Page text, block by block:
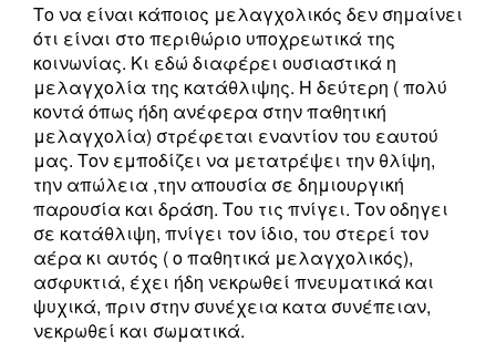
Το να είναι κάποιος μελαγχολικός δεν σημαίνει
ότι είναι στο περιθώριο υποχρεωτικά της
κοινωνίας. Κι εδώ διαφέρει ουσιαστικά η
μελαγχολία της κατάθλιψης. Η δεύτερη ( πολύ
κοντά όπως ήδη ανέφερα στην παθητική
μελαγχολία) στρέφεται εναντίον του εαυτού
μας. Τον εμποδίζει να μετατρέψει την θλίψη,
την απώλεια ,την απουσία σε δημιουργική
παρουσία και δράση. Του τις πνίγει. Τον οδηγει
σε κατάθλιψη, πνίγει τον ίδιο, του στερεί τον
αέρα κι αυτός ( ο παθητικά μελαγχολικός),
ασφυκτιά, έχει ήδη νεκρωθεί πνευματικά και
ψυχικά, πριν στην συνέχεια κατα συνέπειαν,
νεκρωθεί και σωματικά.